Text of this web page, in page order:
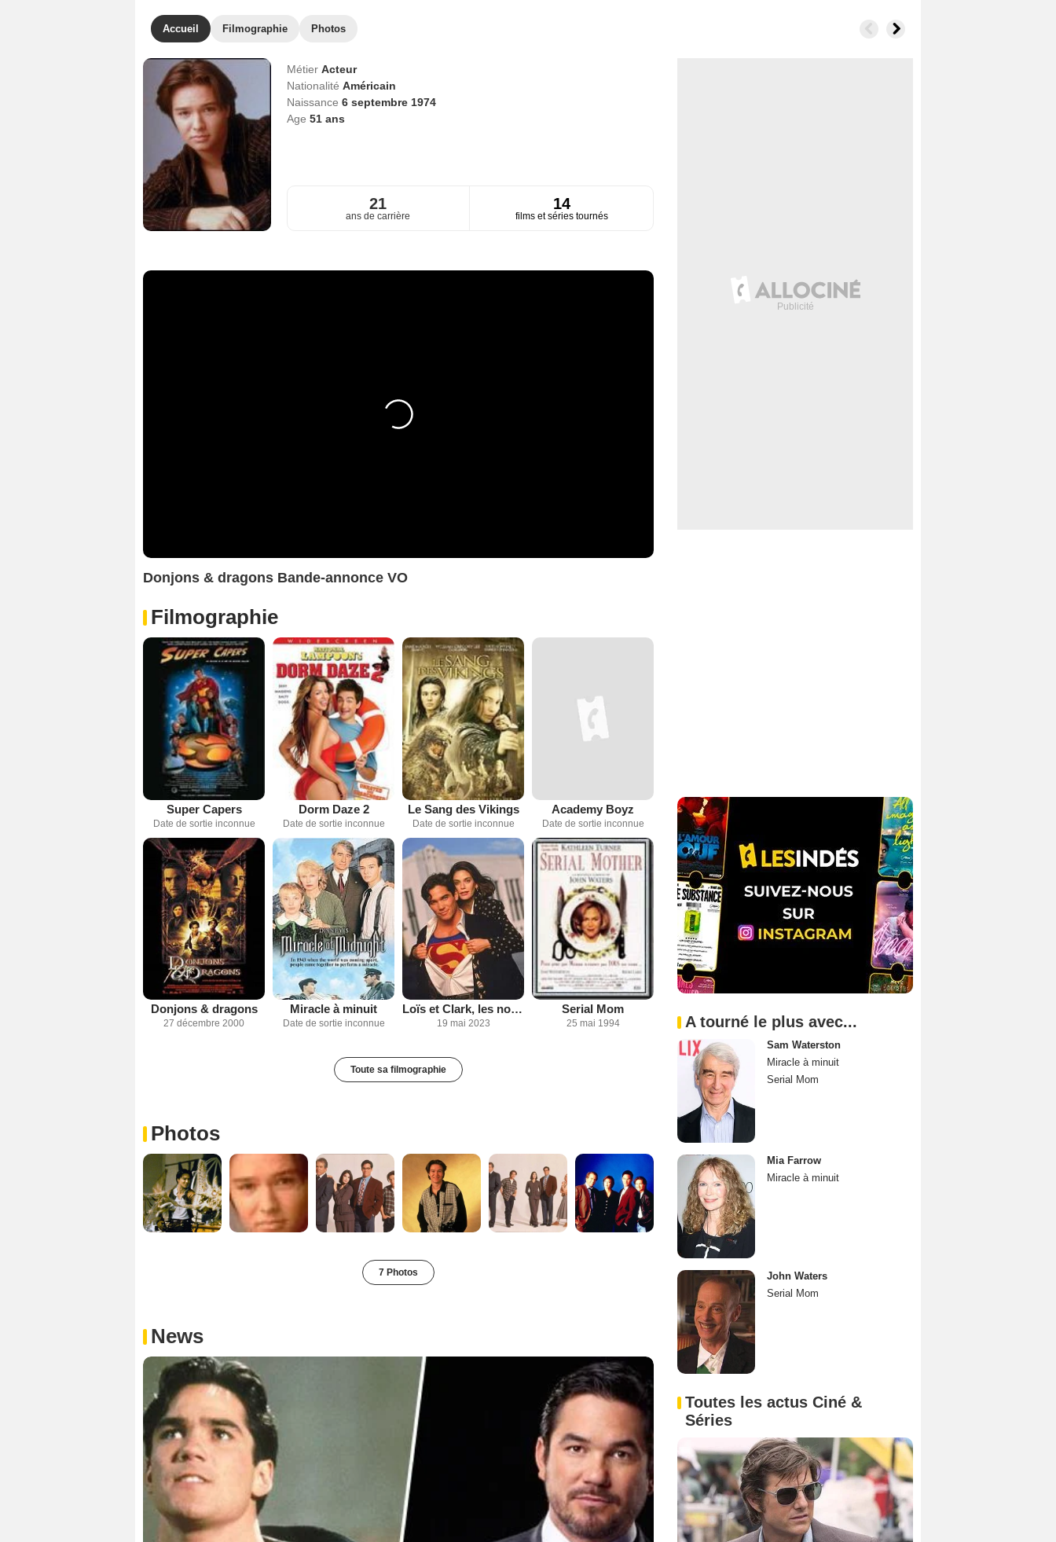
Accueil Filmographie Photos
Métier Acteur
Nationalité Américain
Naissance 6 septembre 1974
Age 51ans
21
ans de carrière
14
films et séries tournés
Donjons & dragons Bande-annonce VO
Filmographie
Super Capers
Date de sortie inconnue
Dorm Daze 2
Date de sortie inconnue
Le Sang des Vikings
Date de sortie inconnue
Academy Boyz
Date de sortie inconnue
Donjons & dragons
27 décembre 2000
Miracle à minuit
Date de sortie inconnue
Loïs et Clark, les nouvelles aventures de Superman
19 mai 2023
Serial Mom
25 mai 1994
Toute sa filmographie
Photos
7 Photos
News
A tourné le plus avec...
Sam Waterston
Miracle à minuit
Serial Mom
Mia Farrow
Miracle à minuit
John Waters
Serial Mom
Toutes les actus Ciné &
Séries